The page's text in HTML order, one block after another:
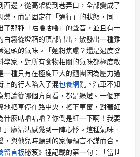
西邊，從高架橋到巷弄口，全部變成了
爍，而是固定在「通行」的狀態，同
了那種「咕嚕咕嚕」的聲音，並且有一
白霧從燈箱的頂部冒出，散發出一種難
頭的氣味。「麵粉焦慮？還是過度發
學家，對所有食物相關的氣味都極度敏
一種只有在極度巨大的麵團因為壓力過
上的行人陷入了混包養網亂。汽車不知
無論從哪個方向看，都是綠燈。一個穿
地把車停在路中央，搖下車窗，對著紅
什麼咕嚕咕嚕？你倒是紅一下啊！我要
」廖沾沾感覺到一陣心悸。這種氣味，
與他兒時聽到的家傳預言不謀而合。
留言板秘笈》裡記載的第一句：「當世